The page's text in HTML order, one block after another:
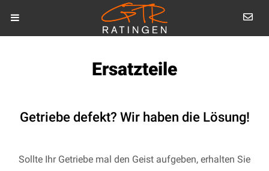
Ersatzteile
Getriebe defekt? Wir haben die Lösung!
Sollte Ihr Getriebe mal den Geist aufgeben, erhalten Sie